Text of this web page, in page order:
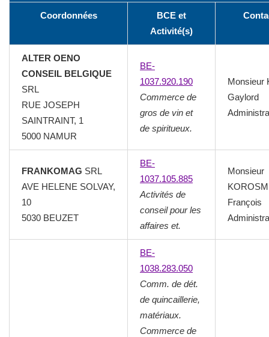
Coordonnées
BCE et
Activité(s)
ALTER OENO
CONSEIL BELGIQUE
SRL
RUE JOSEPH
SAINTRAINT, 1
5000 NAMUR
BE-
1037.920.190
Commerce de
gros de vin et
de spiritueux.
Monsieur
Gaylord
FRANKOMAG SRL
AVE HELENE SOLVAY,
10
5030 BEUZET
BE-
1037.105.885
Activités de
conseil pour les
affaires et.
Monsieur
François
BE-
1038.283.050
Comm. de dét.
de quincaillerie,
matériaux.
Commerce de